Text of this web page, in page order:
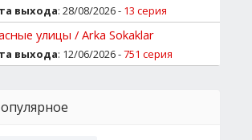
выхода: 28/08/2026 - 13 серия
улицы / Arka Sokaklar
выхода: 12/06/2026 -751 серия